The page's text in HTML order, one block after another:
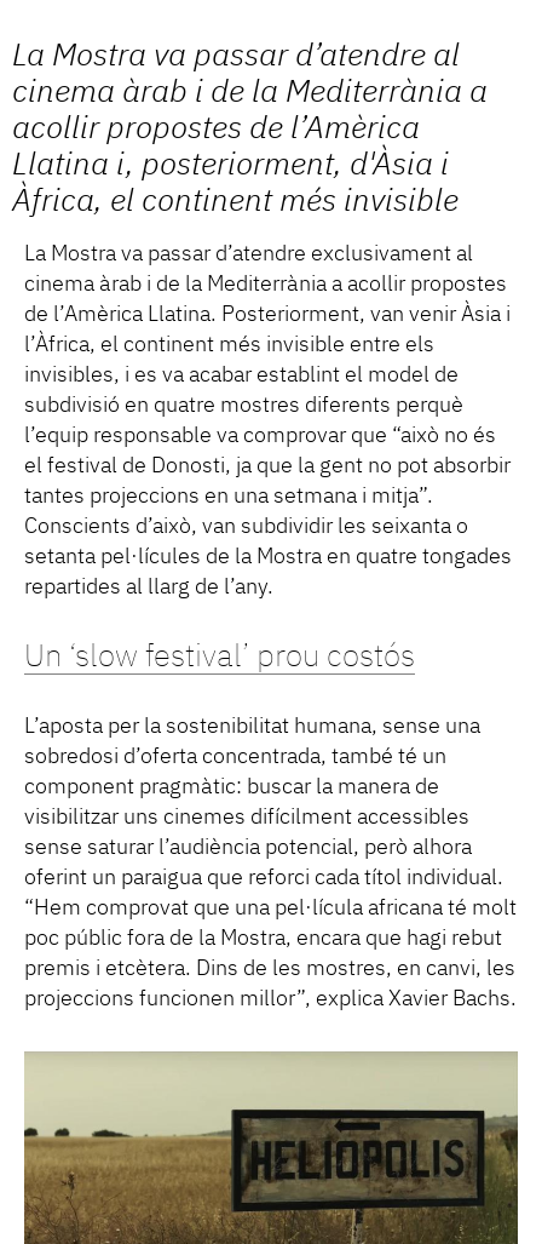
La Mostra va passar d’atendre al
cinema àrab i de la Mediterrània a
acollir propostes de l’Amèrica
Llatina i, posteriorment, d'Àsia i
Àfrica, el continent més invisible
La Mostra va passar d’atendre exclusivament al
cinema àrab i de la Mediterrània a acollir propostes
de l’Amèrica Llatina. Posteriorment, van venir Àsia i
l’Àfrica, el continent més invisible entre els
invisibles, i es va acabar establint el model de
subdivisió en quatre mostres diferents perquè
l’equip responsable va comprovar que “això no és
el festival de Donosti, ja que la gent no pot absorbir
tantes projeccions en una setmana i mitja”.
Conscients d’això, van subdividir les seixanta o
setanta pel·lícules de la Mostra en quatre tongades
repartides al llarg de l’any.
Un ‘slow festival’ prou costós
L’aposta per la sostenibilitat humana, sense una
sobredosi d’oferta concentrada, també té un
component pragmàtic: buscar la manera de
visibilitzar uns cinemes difícilment accessibles
sense saturar l’audiència potencial, però alhora
oferint un paraigua que reforci cada títol individual.
“Hem comprovat que una pel·lícula africana té molt
poc públic fora de la Mostra, encara que hagi rebut
premis i etcètera. Dins de les mostres, en canvi, les
projeccions funcionen millor”, explica Xavier Bachs.